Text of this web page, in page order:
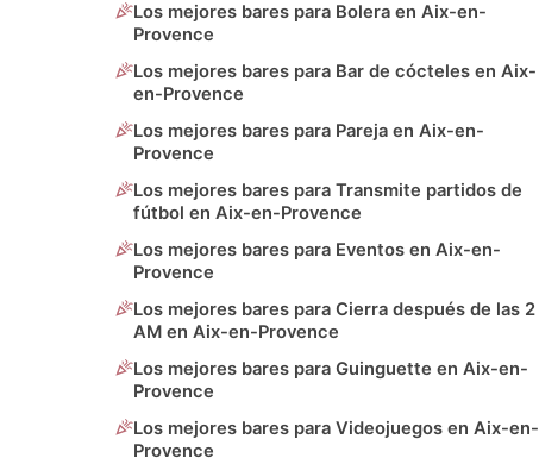
Los mejores bares para Bolera en Aix-en-
Provence
Los mejores bares para Bar de cócteles en Aix-
en-Provence
Los mejores bares para Pareja en Aix-en-
Provence
Los mejores bares para Transmite partidos de
fútbol en Aix-en-Provence
Los mejores bares para Eventos en Aix-en-
Provence
Los mejores bares para Cierra después de las 2
AM en Aix-en-Provence
Los mejores bares para Guinguette en Aix-en-
Provence
Los mejores bares para Videojuegos en Aix-en-
Provence